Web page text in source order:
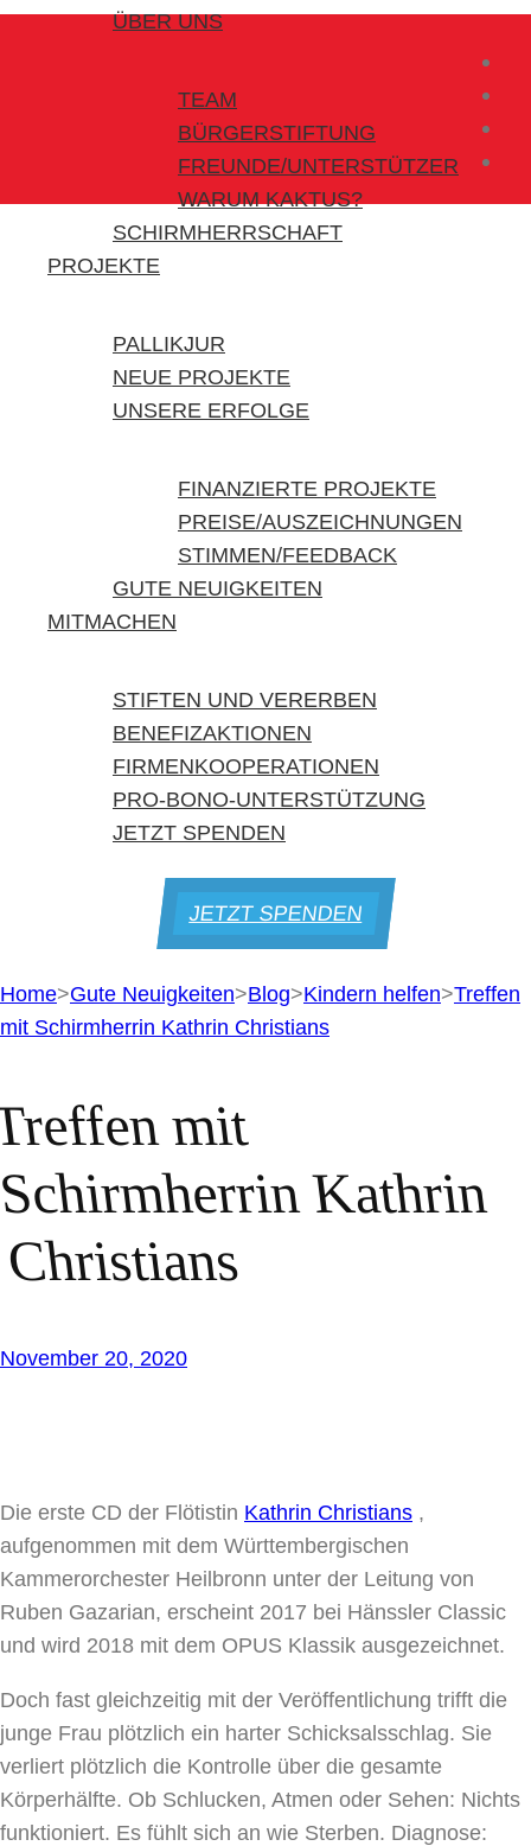
ÜBER UNS
TEAM
BÜRGERSTIFTUNG
FREUNDE/UNTERSTÜTZER
WARUM KAKTUS?
SCHIRMHERRSCHAFT
PROJEKTE
PALLIKJUR
NEUE PROJEKTE
UNSERE ERFOLGE
FINANZIERTE PROJEKTE
PREISE/AUSZEICHNUNGEN
STIMMEN/FEEDBACK
GUTE NEUIGKEITEN
MITMACHEN
STIFTEN UND VERERBEN
BENEFIZAKTIONEN
FIRMENKOOPERATIONEN
PRO-BONO-UNTERSTÜTZUNG
JETZT SPENDEN
JETZT SPENDEN
Home>Gute Neuigkeiten>Blog>Kindern helfen>Treffen
mit Schirmherrin Kathrin Christians
mit
Kathrin
Christians
November 20, 2020
Die erste CD der Flötistin Kathrin Christians ,
aufgenommen mit dem Württembergischen
Kammerorchester Heilbronn unter der Leitung von
Ruben Gazarian, erscheint 2017 bei Hänssler Classic
und wird 2018 mit dem OPUS Klassik ausgezeichnet.
Doch fast gleichzeitig mit der Veröffentlichung trifft die
junge Frau plötzlich ein harter Schicksalsschlag. Sie
verliert plötzlich die Kontrolle über die gesamte
Körperhälfte. Ob Schlucken, Atmen oder Sehen: Nichts
funktioniert. Es fühlt sich an wie Sterben. Diagnose: